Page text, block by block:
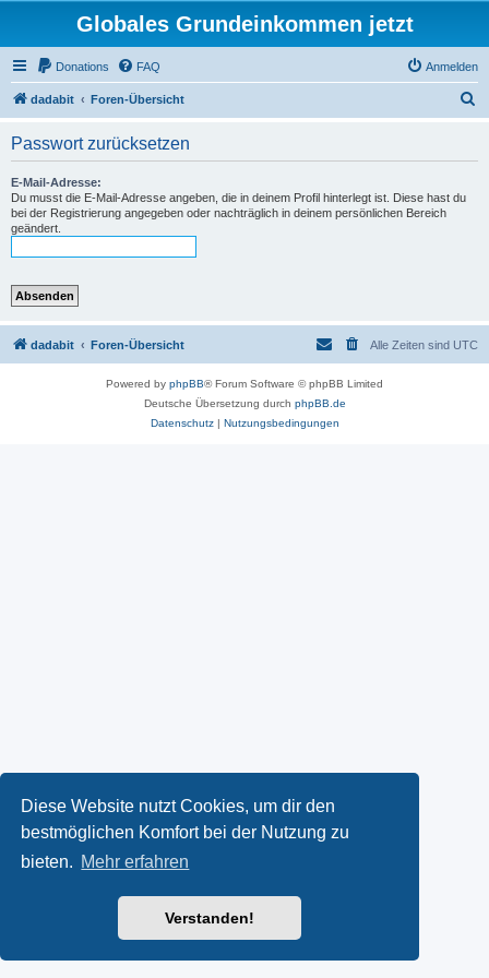
Diese Website nutzt Cookies, um dir den
bestmöglichen Komfort bei der Nutzung zu
bieten. Mehr erfahren
Verstanden!
Globales Grundeinkommen jetzt
Donations FAQ Anmelden
dadabit Foren-Übersicht
Passwort zurücksetzen
E-Mail-Adresse:
Du musst die E-Mail-Adresse angeben, die in deinem Profil hinterlegt ist. Diese hast du
bei der Registrierung angegeben oder nachträglich in deinem persönlichen Bereich
geändert.
dadabit Foren-Übersicht Alle Zeiten sind UTC
Powered by phpBB® Forum Software © phpBB Limited
Deutsche Übersetzung durch phpBB.de
Datenschutz| Nutzungsbedingungen